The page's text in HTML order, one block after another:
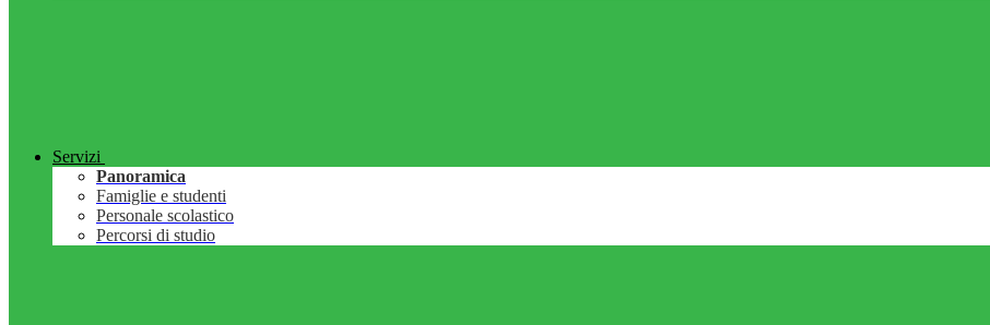
Servizi
Panoramica
Famiglie e studenti
Personale scolastico
Percorsi di studio